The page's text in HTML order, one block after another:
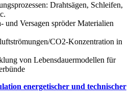
Drahtsägen, Schleifen,
und Versagen spröder Materialien
CO2-Konzentration in
von Lebensdauermodellen für
energetischer und technischer